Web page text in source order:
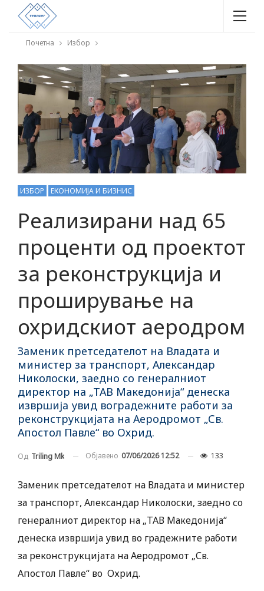
Почетна Избор
ИЗБОР ЕКОНОМИЈА И БИЗНИС
Реализирани над 65
проценти од проектот
за реконструкција и
проширување на
охридскиот аеродром
Заменик претседателот на Владата и
министер за транспорт, Александар
Николоски, заедно со генералниот
директор на „ТАВ Македонија“ денеска
извршија увид воградежните работи за
реконструкцијата на Аеродромот „Св.
Апостол Павле“ во Охрид.
Од Triling Mk Објавено 07/06/2026 12:52 133
Заменик претседателот на Владата и министер
за транспорт, Александар Николоски, заедно со
генералниот директор на „ТАВ Македонија“
денеска извршија увид во градежните работи
за реконструкцијата на Аеродромот „Св.
Апостол Павле“ во Охрид.